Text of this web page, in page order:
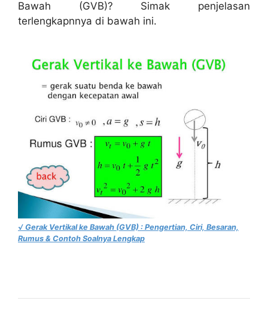
Bawah (GVB)? Simak penjelasan
terlengkapnnya di bawah ini.
√ Gerak Vertikal ke Bawah (GVB) : Pengertian, Ciri, Besaran,
Rumus & Contoh Soalnya Lengkap